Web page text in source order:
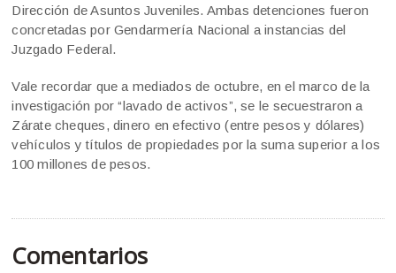
Dirección de Asuntos Juveniles. Ambas detenciones fueron
concretadas por Gendarmería Nacional a instancias del
Juzgado Federal.
Vale recordar que a mediados de octubre, en el marco de la
investigación por “lavado de activos”, se le secuestraron a
Zárate cheques, dinero en efectivo (entre pesos y dólares)
vehículos y títulos de propiedades por la suma superior a los
100 millones de pesos.
Comentarios